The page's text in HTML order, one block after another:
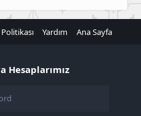
Yardım Ana Sayfa
Hesaplarımız